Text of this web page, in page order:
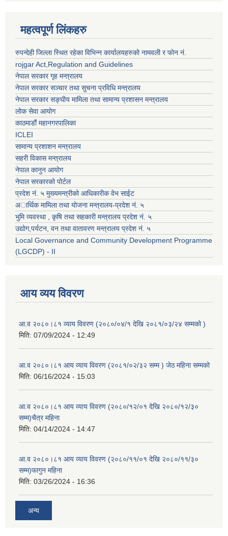
महत्वपूर्ण लिंकहरु
रुपन्देही जिल्ला स्थित रहेका विभिन्न कार्यालयहरुको नामवली र फाेन न‌ं.
rojgar Act,Regulation and Guidelines
नेपाल सरकार गृह मन्त्रालय
नेपाल सरकार सञ्चार तथा सुचना प्रविधि मन्त्रालय
नेपाल सरकार सङ्घीय मामिला तथा सामान्य प्रशासन मन्त्रालय
लोक सेवा आयोग
काठमाडौं महानगरपालिका
ICLEI
सामान्य प्रशाशन मन्त्रालय
सहरी विकास मन्त्रालय
नेपाल कानुन आयोग
नेपाल सरकारको पोर्टल
प्रदेश नं. ५ मुख्यमन्त्रीको आधिकारीक वेभ साईट
अार्थिक मामिला तथा योजना मन्त्रालय-प्रदेश नं. ५
भुमि व्यवस्था , कृषि तथा सहकारी मन्त्रालय प्रदेश नं. ५
उद्याेग,पर्यटन, वन तथा वातावरण मन्त्रालय प्रदेश नं. ५
Local Governance and Community Development Programme
(LGCDP) - II
आय व्यय विवरण
आ.व २०८०।८१ व्याय विवरण (२०८०/०४/१ देखि २०८१/०३/२४ सम्मको )
मिति: 07/09/2024 - 12:49
आ.व २०८०।८१ आय व्याय विवरण (२०८१/०२/३२ सम्म ) जेठ महिना सम्मको
मिति: 06/16/2024 - 15:03
आ.व २०८०।८१ आय व्याय विवरण (२०८०/१२/०१ देखि २०८०/१२/३०
सम्म)चैत्र महिना
मिति: 04/14/2024 - 14:47
आ.व २०८०।८१ आय व्याय विवरण (२०८०/११/०१ देखि २०८०/११/३०
सम्म)फागुन महिना
मिति: 03/26/2024 - 16:36
अन्य